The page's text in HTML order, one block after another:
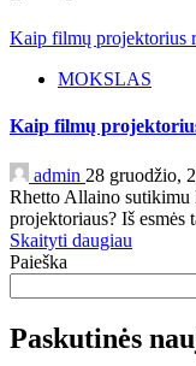
Kaip filmų projektorius
MOKSLAS
Kaip filmų
admin 28 gruodžio,
Rhetto Allaino sutikimu
projektoriaus? Iš esmės
Skaityti daugiau
Paieška
Paskutinės